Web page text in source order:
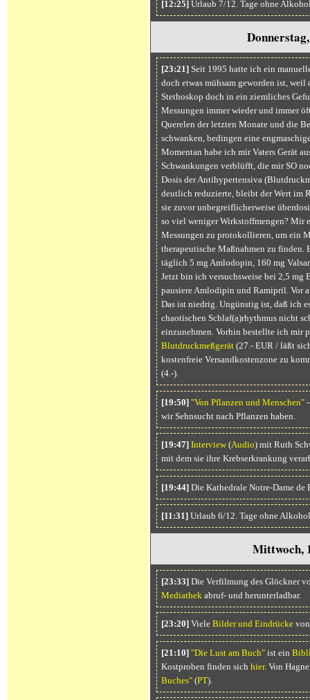
[12:25]Urlaub 7/12. Tage ohne
[23:21]Seit 1995 hatte ich ein
doch etwas mühsam geworden ist,
Stethoskop doch in ein ziemliches
Messungen immer wieder und immer
Querelen der letzten Monate und die
schwanken, bedingen eine
Momentan habe ich mir Vaters Gerät
Schwankungen verblüfft, die mir SO
Dosis der Antihypertensiva
deutlich reduzierte, bleibt der Wert im
sie zuvor unbegreiflicherweise
so viel weniger Wirkstoffmengen? Mir
Messungen zu protokollieren, um ein
therapeutische Maßnahmen zu finden.
täglich 5 mg Amlodopin, 160 mg
Jetzt bin ich versuchsweise bei 2,5
pausiere Amlodipin und Ramipril. Vor
Das ist niedrig. Ungünstig ist, daß ich
chaotischen Schlaf(a)rhythmus nicht
einzunehmen. Vorhin bestellte ich mir
Blutdruckmeßgerät(27.- EUR / läßt
kostenfreie Versandkostenzone zu
(4.-).
[19:50] "Von Pflanzen und Menschen"-
wir Sehnsucht nach Pflanzen haben.
[19:47] Interview(Audio) mit Ruth
mit dem sie ihre Krebserkrankung
[19:44]Die Kathedrale Notre-Dame de
[11:31]Urlaub 6/12. Tage ohne
Mittwoch,
[23:33]Die Verfilmung des Glöckner
Mediathek abruf- und herunterladbar.
[23:20]Viele Bilder und Eindrückevon
[21:10] "Die Lust am Buch"ist ein
Kostproben finden sich hier. Von
Buches"(PT).